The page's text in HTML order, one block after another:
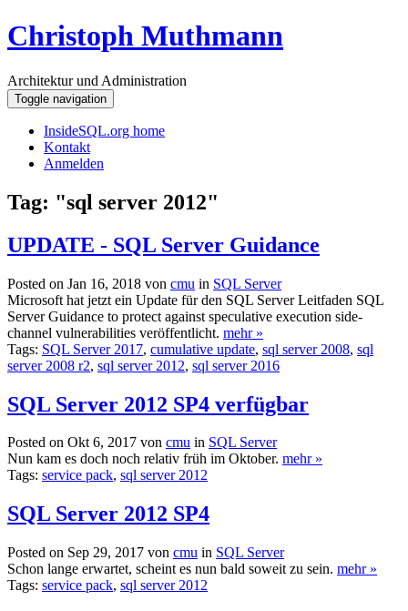
Christoph Muthmann
Architektur und Administration
Toggle navigation
InsideSQL.org home
Kontakt
Anmelden
Tag: "sql server 2012"
UPDATE - SQL Server Guidance
Posted on Jan 16, 2018 von cmu in SQL Server
Microsoft hat jetzt ein Update für den SQL Server Leitfaden SQL
Server Guidance to protect against speculative execution side-
channel vulnerabilities veröffentlicht. mehr »
Tags: SQL Server 2017, cumulative update, sql server 2008, sql
server 2008 r2, sql server 2012, sql server 2016
SQL Server 2012 SP4 verfügbar
Posted on Okt 6, 2017 von cmu in SQL Server
Nun kam es doch noch relativ früh im Oktober. mehr »
Tags: service pack, sql server 2012
SQL Server 2012 SP4
Posted on Sep 29, 2017 von cmu in SQL Server
Schon lange erwartet, scheint es nun bald soweit zu sein. mehr »
Tags: service pack, sql server 2012